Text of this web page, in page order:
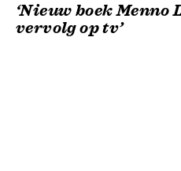
‘Nieuw boek
vervolg op tv’